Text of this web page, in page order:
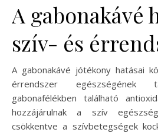
A gabonakávé
szív- és
A gabonakávé jótékony hatásai
érrendszer
gabonafélékben található
hozzájárulnak a szív
csökkentve a szívbetegségek